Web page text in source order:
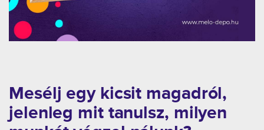
Mesélj egy kicsit magadról,
jelenleg mit tanulsz, milyen